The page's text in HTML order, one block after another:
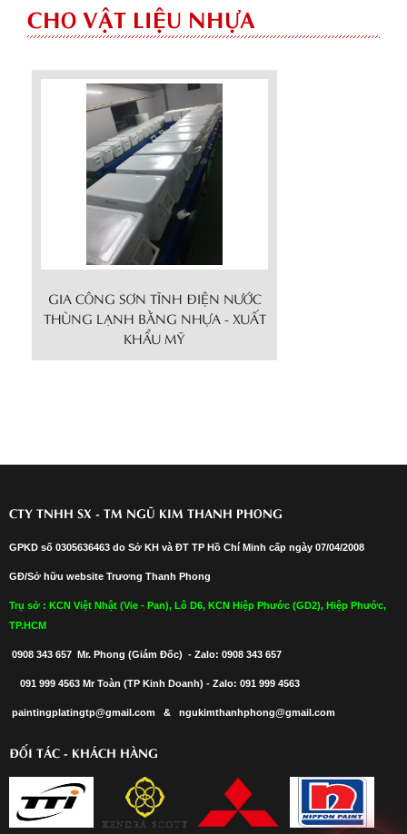
CHO VẬT LIỆU NHỰA
GIA CÔNG SƠN TĨNH ĐIỆN NƯỚC
THÙNG LẠNH BẰNG NHỰA - XUẤT
KHẨU MỸ
Chi tiết
CTY TNHH SX - TM NGŨ KIM THANH PHONG
GPKD số 0305636463 do Sở KH và ĐT TP Hồ Chí Minh cấp ngày 07/04/2008
GĐ/Sở hữu website Trương Thanh Phong
Trụ sở : KCN Việt Nhật (Vie - Pan), Lô D6, KCN Hiệp Phước (GD2), Hiệp Phước,
TP.HCM
0908 343 657 Mr. Phong (Giám Đốc) - Zalo: 0908 343 657
091 999 4563 Mr Toàn (TP Kinh Doanh) - Zalo: 091 999 4563
paintingplatingtp@gmail.com & ngukimthanhphong@gmail.com
ĐỐI TÁC - KHÁCH HÀNG